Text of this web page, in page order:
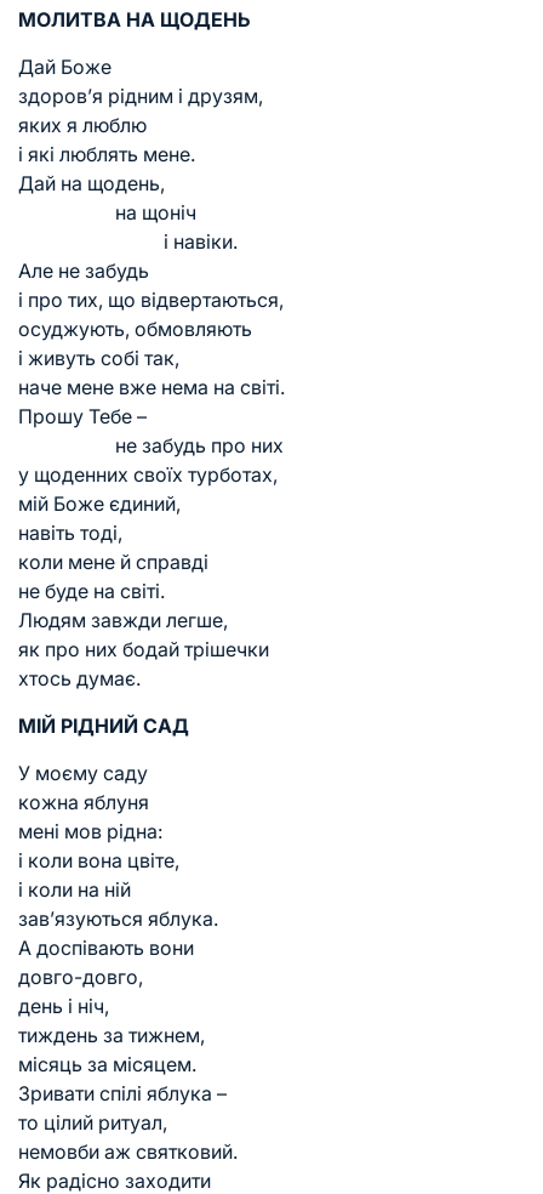
МОЛИТВА НА ЩОДЕНЬ
Дай Боже
здоров’я рідним і друзям,
яких я люблю
і які люблять мене.
Дай на щодень,
на щоніч
і навіки.
Але не забудь
і про тих, що відвертаються,
осуджують, обмовляють
і живуть собі так,
наче мене вже нема на світі.
Прошу Тебе –
не забудь про них
у щоденних своїх турботах,
мій Боже єдиний,
навіть тоді,
коли мене й справді
не буде на світі.
Людям завжди легше,
як про них бодай трішечки
хтось думає.
МІЙ РІДНИЙ САД
У моєму саду
кожна яблуня
мені мов рідна:
і коли вона цвіте,
і коли на ній
зав’язуються яблука.
А доспівають вони
довго-довго,
день і ніч,
тиждень за тижнем,
місяць за місяцем.
Зривати спілі яблука –
то цілий ритуал,
немовби аж святковий.
Як радісно заходити